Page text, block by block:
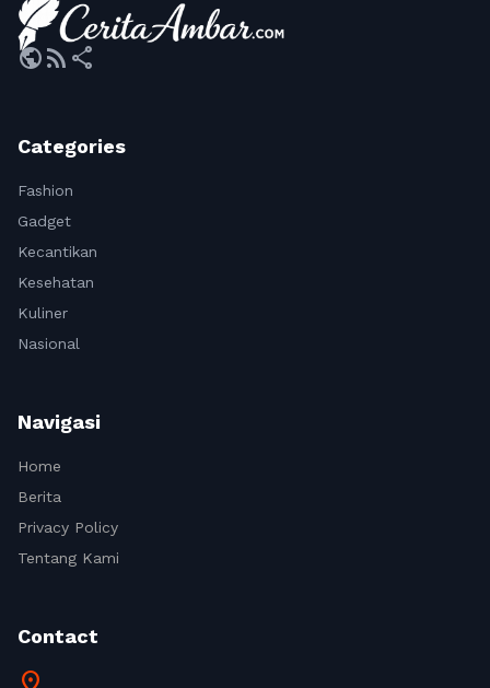
publicrss_feed share
Categories
Fashion
Gadget
Kecantikan
Kesehatan
Kuliner
Nasional
Navigasi
Home
Berita
Privacy Policy
Tentang Kami
Contact